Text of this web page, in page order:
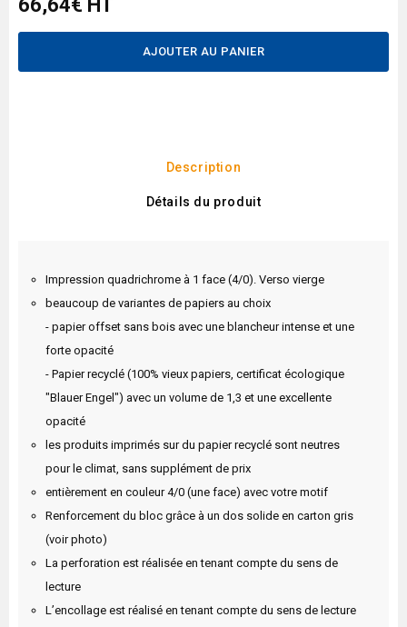
66,64€ HT
AJOUTER AU PANIER
Description
Détails du produit
Impression quadrichrome à 1 face (4/0). Verso vierge
beaucoup de variantes de papiers au choix
- papier offset sans bois avec une blancheur intense et une
forte opacité
- Papier recyclé (100% vieux papiers, certificat écologique
"Blauer Engel") avec un volume de 1,3 et une excellente
opacité
les produits imprimés sur du papier recyclé sont neutres
pour le climat, sans supplément de prix
entièrement en couleur 4/0 (une face) avec votre motif
Renforcement du bloc grâce à un dos solide en carton gris
(voir photo)
La perforation est réalisée en tenant compte du sens de
lecture
L’encollage est réalisé en tenant compte du sens de lecture